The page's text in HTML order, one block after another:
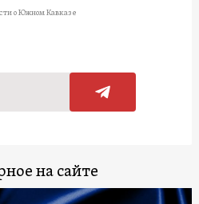
о Южном Кавказе
на сайте